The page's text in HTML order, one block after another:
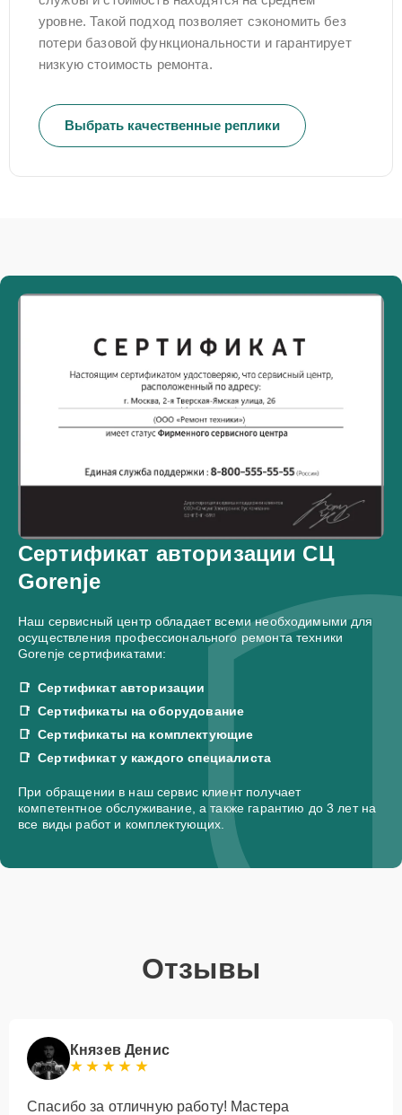
уровне. Такой подход позволяет сэкономить без
потери базовой функциональности и гарантирует
низкую стоимость ремонта.
Выбрать качественные реплики
Сертификат авторизации СЦ
Gorenje
Наш сервисный центр обладает всеми необходимыми для
осуществления профессионального ремонта техники
Gorenje сертификатами:
Сертификат авторизации
Сертификаты на оборудование
Сертификаты на комплектующие
Сертификат у каждого специалиста
При обращении в наш сервис клиент получает
компетентное обслуживание, а также гарантию до 3 лет на
все виды работ и комплектующих.
Отзывы
Князев Денис
Спасибо за отличную работу! Мастера